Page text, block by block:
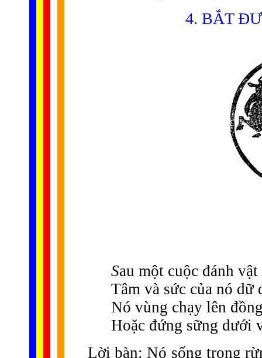
4. BẮT
Sau một cuộc đánh
Tâm và sức của nó dữ
Nó vùng chạy lên
Hoặc đứng sững dưới
Lời bàn: Nó sống trong